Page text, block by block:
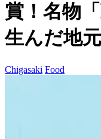
賞！名物
生んだ地
Chigasaki Food